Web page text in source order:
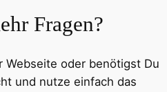
Fragen?
Webseite oder benötigst Du
und nutze einfach das